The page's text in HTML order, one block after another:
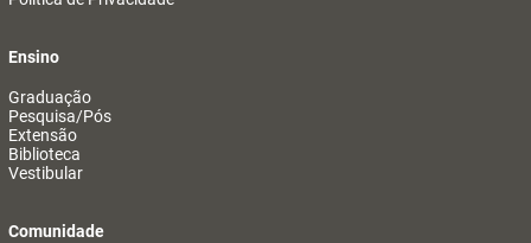
Ensino
Graduação
Pesquisa/Pós
Extensão
Biblioteca
Vestibular
Comunidade